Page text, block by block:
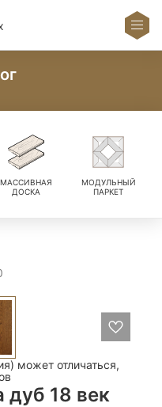
МАССИВНАЯ
ДОСКА
МОДУЛЬНЫЙ
ПАРКЕТ
может отличаться,
18 век